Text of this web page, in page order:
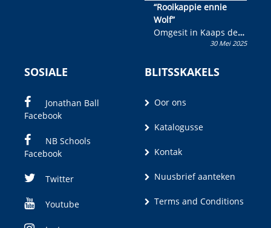
“Rooikappie ennie
Wolf”
Omgesit in Kaaps deur
Olivia M. Coetzee30 Mei 2025
SOSIALE
Jonathan Ball
Facebook
NB Schools
Facebook
Twitter
Youtube
BLITSSKAKELS
Oor ons
Katalogusse
Kontak
Nuusbrief aanteken
Terms and Conditions